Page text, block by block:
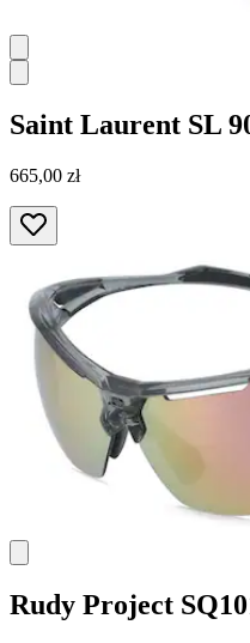
Saint Laurent SL
665,00 zł
Rudy Project